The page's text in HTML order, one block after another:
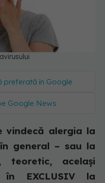
preferată în Google
Google News
vindecă alergia la
general – sau la
același
în EXCLUSIV la